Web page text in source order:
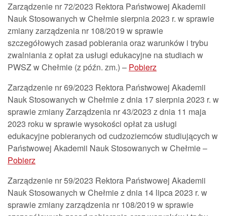
Zarządzenie nr 72/2023 Rektora Państwowej Akademii
Nauk Stosowanych w Chełmie sierpnia 2023 r. w sprawie
zmiany zarządzenia nr 108/2019 w sprawie
szczegółowych zasad pobierania oraz warunków i trybu
zwalniania z opłat za usługi edukacyjne na studiach w
PWSZ w Chełmie (z późn. zm.) – Pobierz
Zarządzenie nr 69/2023 Rektora Państwowej Akademii
Nauk Stosowanych w Chełmie z dnia 17 sierpnia 2023 r. w
sprawie zmiany Zarządzenia nr 43/2023 z dnia 11 maja
2023 roku w sprawie wysokości opłat za usługi
edukacyjne pobieranych od cudzoziemców studiujących w
Państwowej Akademii Nauk Stosowanych w Chełmie –
Pobierz
Zarządzenie nr 59/2023 Rektora Państwowej Akademii
Nauk Stosowanych w Chełmie z dnia 14 lipca 2023 r. w
sprawie zmiany zarządzenia nr 108/2019 w sprawie